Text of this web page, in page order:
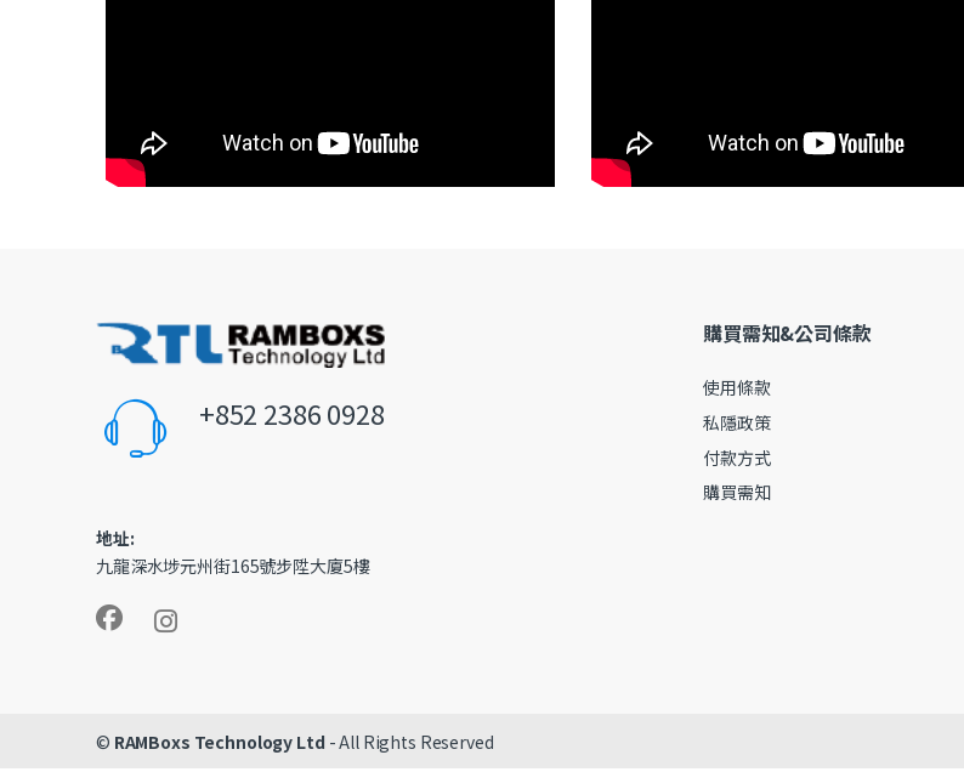
+852 2386 0928
地址:
九龍深水埗元州街165號步陞大廈5樓
購買需知&公司條款
使用條款
私隱政策
付款方式
購買需知
© RAMBoxs Technology Ltd - All Rights Reserved